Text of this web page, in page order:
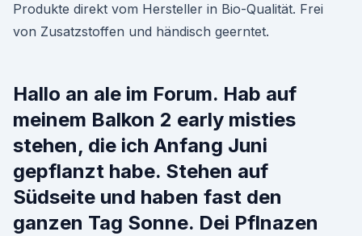
Produkte direkt vom Hersteller in Bio-Qualität. Frei
von Zusatzstoffen und händisch geerntet.
Hallo an ale im Forum. Hab auf
meinem Balkon 2 early misties
stehen, die ich Anfang Juni
gepflanzt habe. Stehen auf
Südseite und haben fast den
ganzen Tag Sonne. Dei Pflnazen